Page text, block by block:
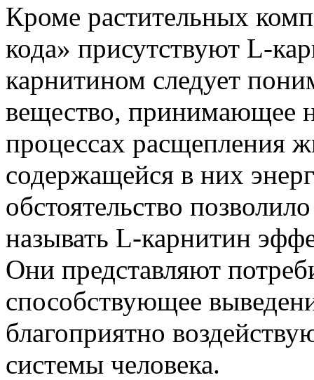
Кроме растительных
кода» присутствуют L-
карнитином следует
вещество, принимающее
процессах расщепления
содержащейся в них
обстоятельство
называть L-карнитин
Они представляют
способствующее
благоприятно
системы человека.